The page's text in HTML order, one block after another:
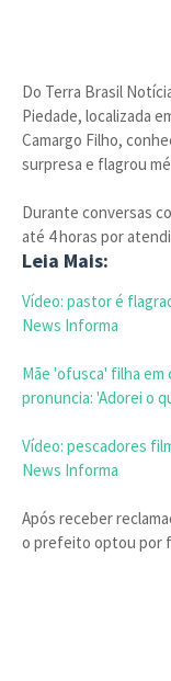
Do Terra Brasil
Piedade, localizada
Camargo Filho,
surpresa e flagrou
Durante conversas
até 4 horas por
Leia Mais:
Vídeo: pastor é
News Informa
Mãe 'ofusca' filha em
pronuncia: 'Adorei o
Vídeo: pescadores
News Informa
Após receber
o prefeito optou por